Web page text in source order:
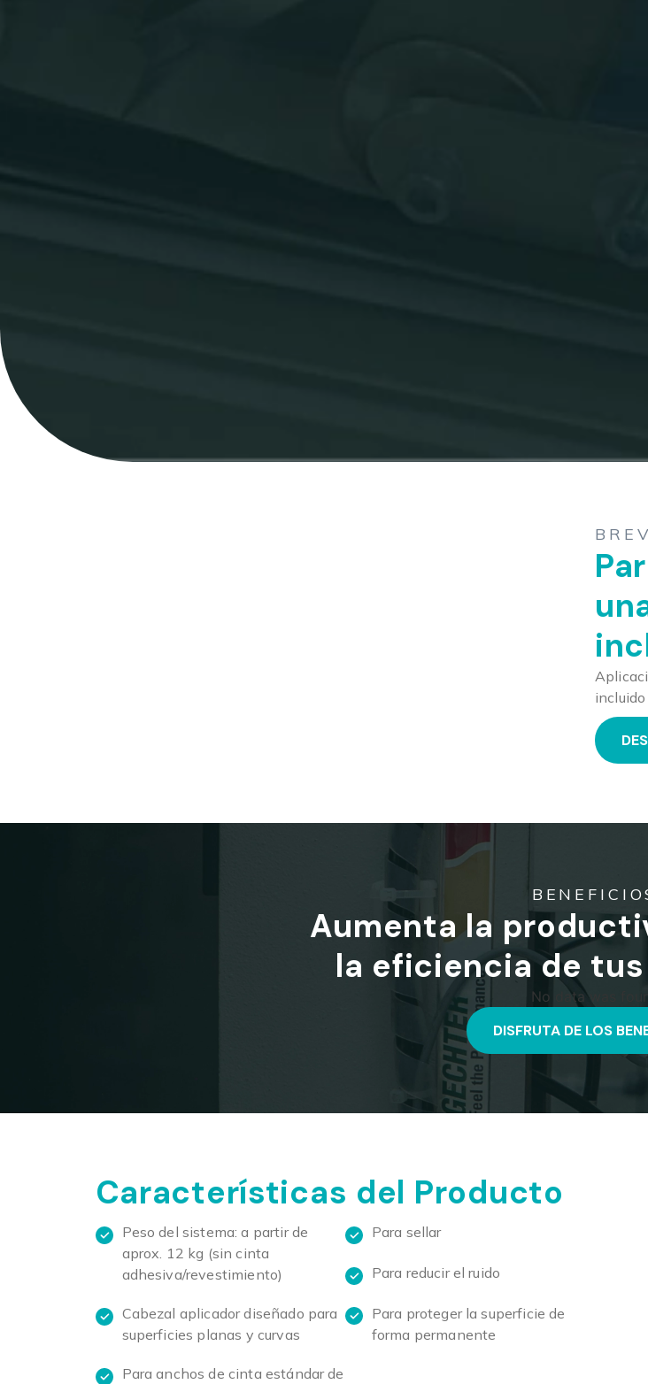
Aumenta la
la eficiencia de
No data was
DISFRUTA DE LOS
Características del Producto
Peso del sistema: a partir de
aprox. 12 kg (sin cinta
adhesiva/revestimiento)
Cabezal aplicador diseñado para
superficies planas y curvas
Para anchos de cinta estándar de
Para sellar
Para reducir el ruido
Para proteger la superficie de
forma permanente